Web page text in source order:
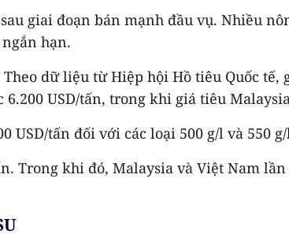
giai đoạn bán mạnh đầu vụ. Nhiều
hạn.
dữ liệu từ Hiệp hội Hồ tiêu Quốc tế,
USD/tấn, trong khi giá tiêu
tấn đối với các loại 500 g/l và 550
Trong khi đó, Malaysia và Việt Nam